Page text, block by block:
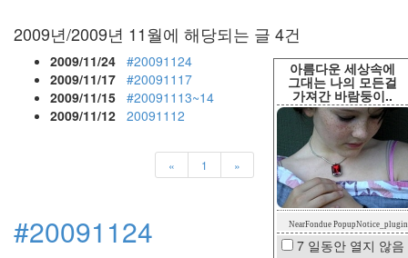
아름다운 세상속에
그대는 나의 모든걸
가져간 바람둥이..
NearFondue PopupNotice_plugin
7 일동안 열지 않음
2009년/2009년 11월에 해당되는 글 4건
2009/11/24 #20091124
2009/11/17 #20091117
2009/11/15 #20091113~14
2009/11/12 20091112
« 1 »
#20091124
지나치세
요... 사
랑.. 사람
을 웃기고
울리는 몹
Cloud